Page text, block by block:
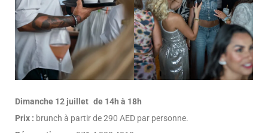
Dimanche 12 juillet de 14h à 18h
Prix : brunch à partir de 290 AED par personne.